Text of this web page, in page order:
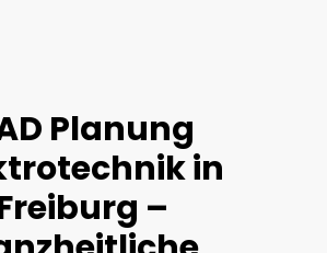
Planung
in
–